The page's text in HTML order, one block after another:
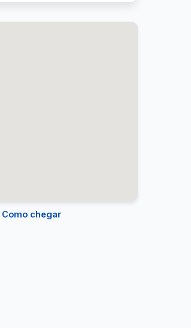
Como chegar